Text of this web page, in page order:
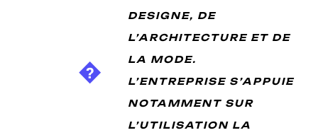
DESIGNE, DE
L’ARCHITECTURE ET DE
LA MODE.
L’ENTREPRISE S’APPUIE
NOTAMMENT SUR
L’UTILISATION LA